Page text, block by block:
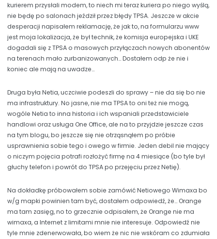
kurierem przysłali modem, to niech mi teraz kuriera po niego wyślą,
nie będę po salonach jeździł przez błędy TPSA. Jeszcze w akcie
desperacji napisałem reklamację, że jak to, na formularzu www
jest moja lokalizacja, że był technik, że komisja europejska i UKE
dogadali się z TPSA o masowych przyłączach nowych abonentów
na terenach mało zurbanizowanych… Dostałem odp że nie i
koniec ale mają na uwadze…
Druga była Netia, uczciwie podeszli do sprawy – nie da się bo nie
ma infrastruktury. No jasne, nie ma TPSA to oni też nie mogą,
wogóle Netia to inna historia i ich wspaniali przedstawiciele
handlowi oraz usługa One Office, ale na to przyjdzie jeszcze czas
na tym blogu, bo jeszcze się nie otrząsnąłem po próbie
usprawnienia sobie tego i owego w firmie. Jeden debil nie mający
o niczym pojęcia potrafi rozłożyć firmę na 4 miesiące (bo tyle był
głuchy telefon i powrót do TPSA po przejęciu przez Netię).
Na dokładkę próbowałem sobie zamówić Netiowego Wimaxa bo
w/g mapki powinien tam być, dostałem odpowiedź, że… Orange
ma tam zasięg, no to grzecznie odpisałem, że Orange nie ma
wimaxa, a Internet z limitami mnie nie interesuje. Odpowiedź nie
tyle mnie zdenerwowała, bo wiem że nic nie wskóram co zdumiała